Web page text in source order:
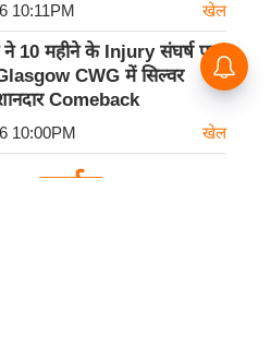
10:11PM खेल
ने 10 महीने के Injury संघर्ष पर
CWG में सिल्वर
Comeback
10:00PM खेल
कार्टून